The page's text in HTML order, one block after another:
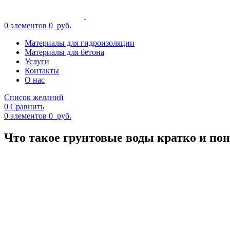
0 элементов 0 руб.
Материалы для гидроизоляции
Материалы для бетона
Услуги
Контакты
О нас
Список желаний
0 Сравнить
0 элементов 0 руб.
Что такое грунтовые воды кратко и